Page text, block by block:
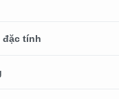
đặc tính